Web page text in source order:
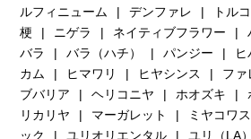
ルフィニューム
デンファレ トル
梗
ニゲラ ネイティブフラワー
バラ
バラ（ハチ） パンジー ヒ
カム
ヒマワリ ヒヤシンス ファ
ブバリア
ヘリコニヤ ホオズキ
リカリヤ
マーガレット ミヤコワ
ック
ユリオリエンタル ユリ（LA）